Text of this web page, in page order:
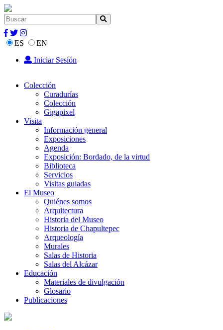
ES
EN
Iniciar Sesión
Colección
Curadurías
Colección
Gigapixel
Visita
Información general
Exposiciones
Agenda
Exposición: Bordado, de la virtud
Biblioteca
Servicios
Visitas guiadas
El Museo
Quiénes somos
Arquitectura
Historia del Museo
Historia de Chapultepec
Arqueología
Murales
Salas de Historia
Salas del Alcázar
Educación
Materiales de divulgación
Glosario
Publicaciones